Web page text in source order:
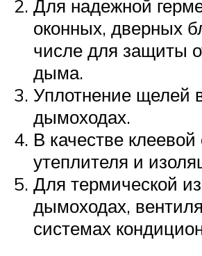
Для надежной
оконных, дверных
числе для защиты
дыма.
Уплотнение щелей
дымоходах.
В качестве
утеплителя и
Для термической
дымоходах,
системах